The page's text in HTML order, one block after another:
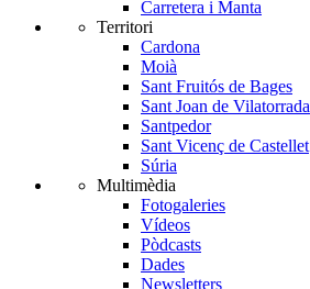
Carretera i Manta
Territori
Cardona
Moià
Sant Fruitós de Bages
Sant Joan de Vilatorrada
Santpedor
Sant Vicenç de Castellet
Súria
Multimèdia
Fotogaleries
Vídeos
Pòdcasts
Dades
Newsletters